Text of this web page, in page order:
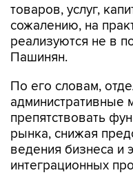
товаров, услуг,
сожалению, на
реализуются не в
Пашинян.
По его словам,
препятствовать
рынка, снижая
ведения бизнеса и
интеграционных